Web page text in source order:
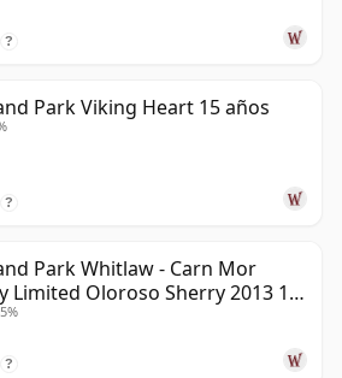
?
Park Viking Heart 15 años
?
Park Whitlaw - Carn Mor
Limited Oloroso Sherry 2013 10
?